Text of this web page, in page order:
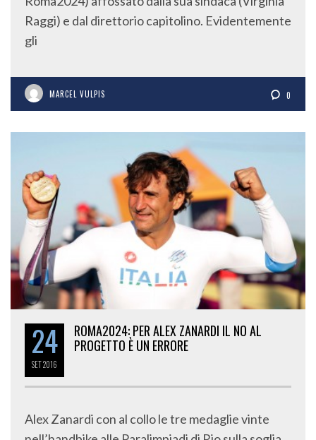
Raggi) e dal direttorio capitolino. Evidentemente
gli
24
SET 2016
PROGETTO È UN ERRORE
nell’handbike alle Paralimpiadi di Rio sulla soglia